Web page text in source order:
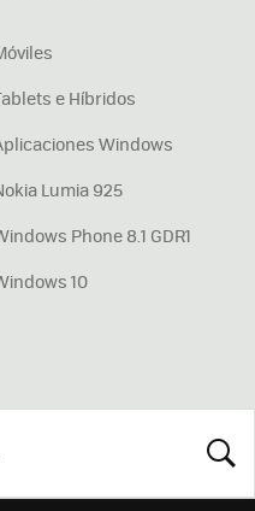
e Híbridos
Windows
Lumia 925
Phone 8.1 GDR1
10